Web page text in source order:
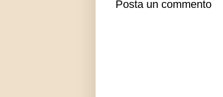
Posta un commento